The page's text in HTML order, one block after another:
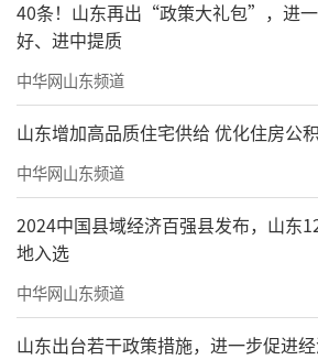
40条！山东再出“政策大礼包”，进
好、进中提质
中华网山东频道
山东增加高品质住宅供给 优化住房公
中华网山东频道
2024中国县域经济百强县发布，山东
地入选
中华网山东频道
山东出台若干政策措施，进一步促进